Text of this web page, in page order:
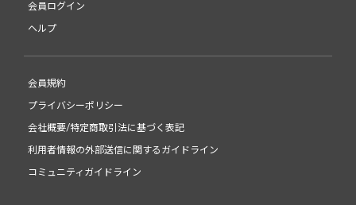
会員ログイン
ヘルプ
会員規約
プライバシーポリシー
会社概要/特定商取引法に基づく表記
利用者情報の外部送信に関するガイドライン
コミュニティガイドライン